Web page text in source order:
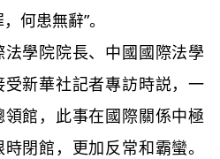
何患無辭”。
學院院長、中國國際法學
新華社記者專訪時説，一
館，此事在國際關係中極
閉館，更加反常和霸蠻。